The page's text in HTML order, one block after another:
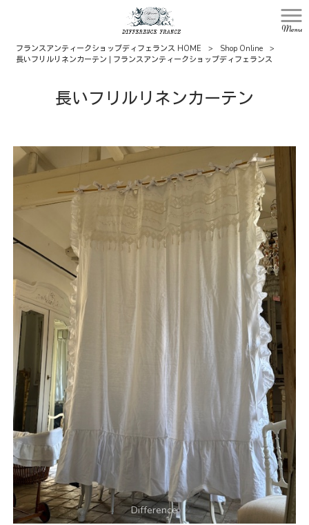
Menu
フランスアンティークショップディフェランス HOME > Shop Online
>
長いフリルリネンカーテン | フランスアンティークショップディフェランス
長いフリルリネンカーテン